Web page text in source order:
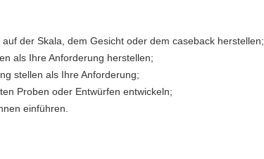
der Skala, dem Gesicht oder dem caseback herstellen;
als Ihre Anforderung herstellen;
stellen als Ihre Anforderung;
Proben oder Entwürfen entwickeln;
einführen.